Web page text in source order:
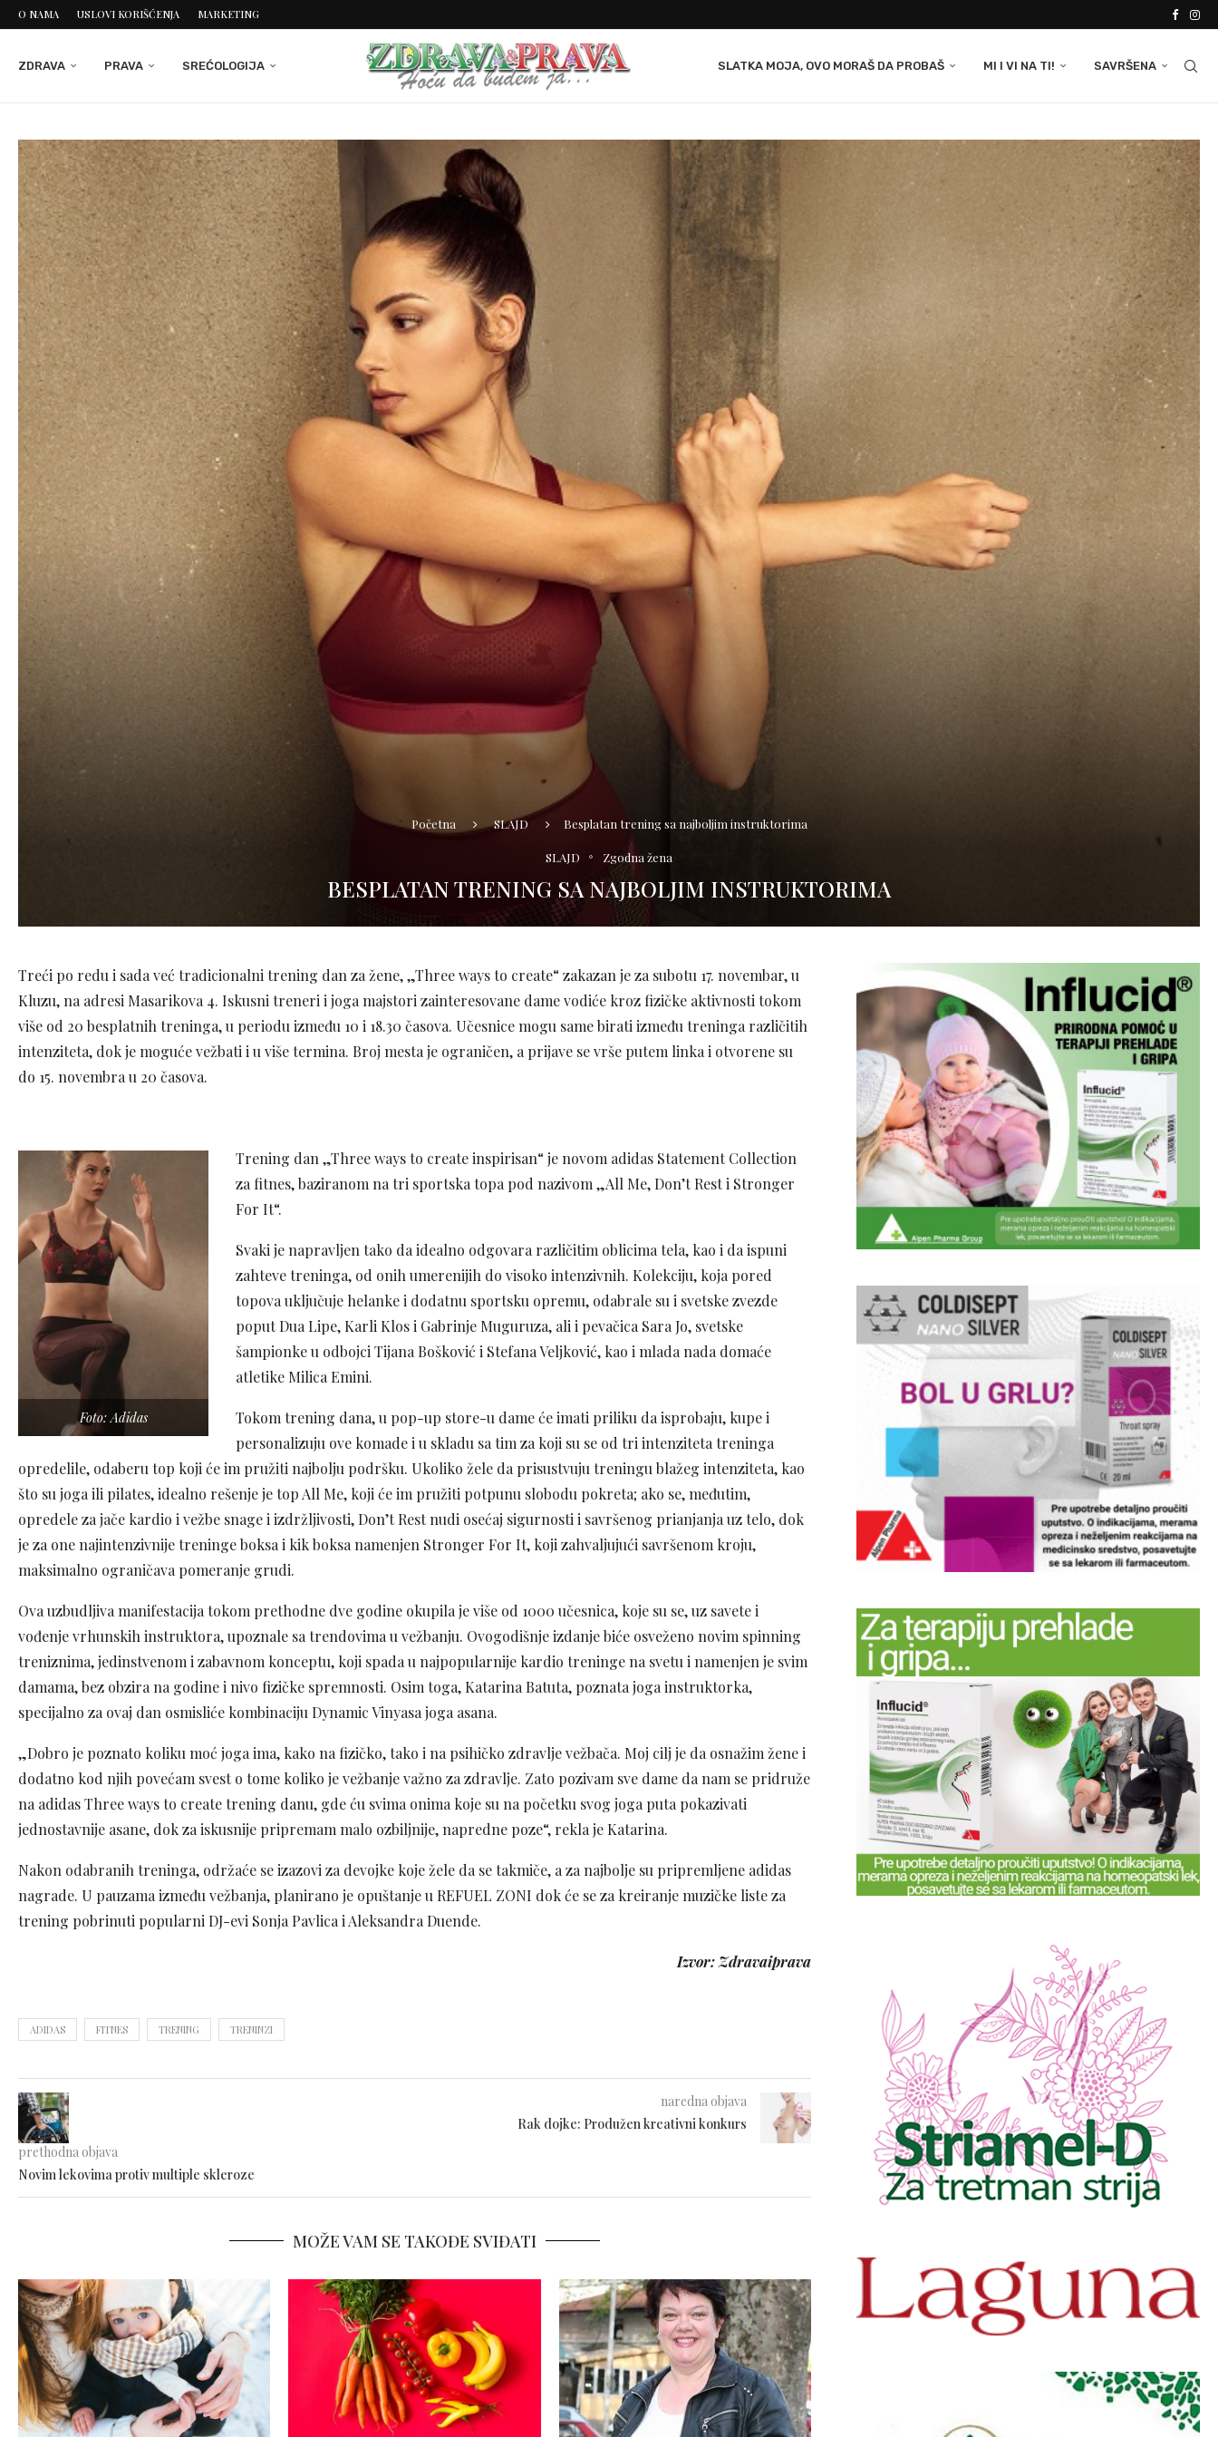
O NAMA USLOVI KORIŠĆENJA MARKETING
ZDRAVA PRAVA SREĆOLOGIJA SLATKA MOJA, OVO MORAŠ DA PROBAŠ MI I VI NA TI! SAVRŠENA
Početna SLAJD Besplatan trening sa najboljim instruktorima
SLAJD Zgodna žena
BESPLATAN TRENING SA NAJBOLJIM INSTRUKTORIMA
Treći po redu i sada već tradicionalni trening dan za žene, „Three ways to create“ zakazan je za subotu 17. novembar, u
Kluzu, na adresi Masarikova 4. Iskusni treneri i joga majstori zainteresovane dame vodiće kroz fizičke aktivnosti tokom
više od 20 besplatnih treninga, u periodu između 10 i 18.30 časova. Učesnice mogu same birati između treninga različitih
intenziteta, dok je moguće vežbati i u više termina. Broj mesta je ograničen, a prijave se vrše putem linka i otvorene su
do 15. novembra u 20 časova.
Foto: Adidas
Trening dan „Three ways to create inspirisan“ je novom adidas Statement Collection
za fitnes, baziranom na tri sportska topa pod nazivom „All Me, Don’t Rest i Stronger
For It“.
Svaki je napravljen tako da idealno odgovara različitim oblicima tela, kao i da ispuni
zahteve treninga, od onih umerenijih do visoko intenzivnih. Kolekciju, koja pored
topova uključuje helanke i dodatnu sportsku opremu, odabrale su i svetske zvezde
poput Dua Lipe, Karli Klos i Gabrinje Muguruza, ali i pevačica Sara Jo, svetske
šampionke u odbojci Tijana Bošković i Stefana Veljković, kao i mlada nada domaće
atletike Milica Emini.
Tokom trening dana, u pop-up store-u dame će imati priliku da isprobaju, kupe i
personalizuju ove komade i u skladu sa tim za koji su se od tri intenziteta treninga
opredelile, odaberu top koji će im pružiti najbolju podršku. Ukoliko žele da prisustvuju treningu blažeg intenziteta, kao
što su joga ili pilates, idealno rešenje je top All Me, koji će im pružiti potpunu slobodu pokreta; ako se, međutim,
opredele za jače kardio i vežbe snage i izdržljivosti, Don’t Rest nudi osećaj sigurnosti i savršenog prianjanja uz telo, dok
je za one najintenzivnije treninge boksa i kik boksa namenjen Stronger For It, koji zahvaljujući savršenom kroju,
maksimalno ograničava pomeranje grudi.
Ova uzbudljiva manifestacija tokom prethodne dve godine okupila je više od 1000 učesnica, koje su se, uz savete i
vođenje vrhunskih instruktora, upoznale sa trendovima u vežbanju. Ovogodišnje izdanje biće osveženo novim spinning
treniznima, jedinstvenom i zabavnom konceptu, koji spada u najpopularnije kardio treninge na svetu i namenjen je svim
damama, bez obzira na godine i nivo fizičke spremnosti. Osim toga, Katarina Batuta, poznata joga instruktorka,
specijalno za ovaj dan osmisliće kombinaciju Dynamic Vinyasa joga asana.
„Dobro je poznato koliku moć joga ima, kako na fizičko, tako i na psihičko zdravlje vežbača. Moj cilj je da osnažim žene i
dodatno kod njih povećam svest o tome koliko je vežbanje važno za zdravlje. Zato pozivam sve dame da nam se pridruže
na adidas Three ways to create trening danu, gde ću svima onima koje su na početku svog joga puta pokazivati
jednostavnije asane, dok za iskusnije pripremam malo ozbiljnije, napredne poze“, rekla je Katarina.
Nakon odabranih treninga, održaće se izazovi za devojke koje žele da se takmiče, a za najbolje su pripremljene adidas
nagrade. U pauzama između vežbanja, planirano je opuštanje u REFUEL ZONI dok će se za kreiranje muzičke liste za
trening pobrinuti popularni DJ-evi Sonja Pavlica i Aleksandra Duende.
Izvor: Zdravaiprava
ADIDAS FITNES TRENING TRENINZI
prethodna objava
Novim lekovima protiv multiple skleroze
naredna objava
Rak dojke: Produžen kreativni konkurs
MOŽE VAM SE TAKOĐE SVIĐATI